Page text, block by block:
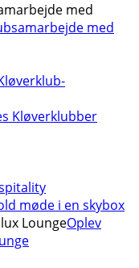
med
med
Kløverklubber
møde i en skybox
LoungeOplev